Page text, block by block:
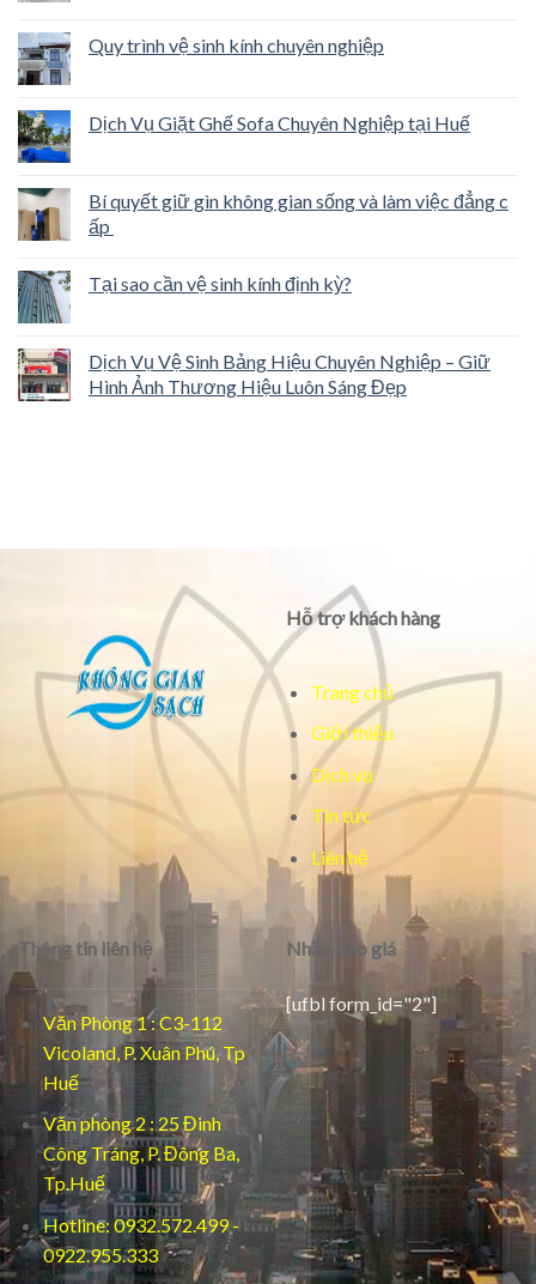
Quy trình vệ sinh kính chuyên nghiệp
Dịch Vụ Giặt Ghế Sofa Chuyên Nghiệp tại Huế
Bí quyết giữ gìn không gian sống và làm việc đẳng c
ấp
Tại sao cần vệ sinh kính định kỳ?
Dịch Vụ Vệ Sinh Bảng Hiệu Chuyên Nghiệp – Giữ
Hình Ảnh Thương Hiệu Luôn Sáng Đẹp
Hỗ trợ khách hàng
Trang chủ
Giới thiệu
Dịch vụ
Tin tức
Liên hệ
Thông tin liên hệ
Văn Phòng 1 : C3-112
Vicoland, P. Xuân Phú, Tp
Huế
Văn phòng 2 : 25 Đinh
Công Tráng, P. Đông Ba,
Tp.Huế
Hotline: 0932.572.499 -
0922.955.333
Nhận báo giá
[ufbl form_id="2"]